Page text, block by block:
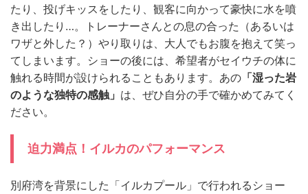
たり、投げキッスをしたり、観客に向かって豪快に水を噴
き出したり…。トレーナーさんとの息の合った（あるいは
ワザと外した？）やり取りは、大人でもお腹を抱えて笑っ
てしまいます。ショーの後には、希望者がセイウチの体に
触れる時間が設けられることもあります。あの 「湿った岩
のような独特の感触」 は、ぜひ自分の手で確かめてみてく
ださい。
迫力満点！イルカのパフォーマンス
別府湾を背景にした「イルカプール」で行われるショー